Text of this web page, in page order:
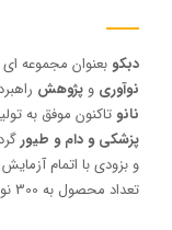
دبکو بعنوان مجموعه ای
نوآوری و پژوهش
نانو تاکنون موفق به تولید 200 محصول در
پزشکی و دام و طیور
و بزودی با اتمام
تعداد محصول به 300 نوع افزایش پیدا میکند.